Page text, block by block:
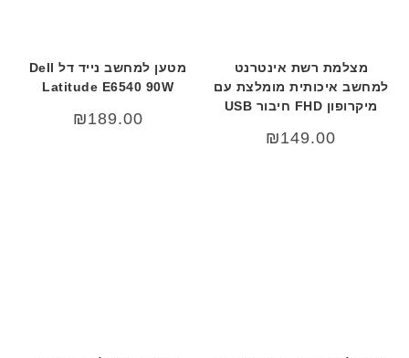
מצלמת רשת אינטרנט
למחשב איכותית מומלצת עם
מיקרופון FHD חיבור USB
₪149.00
מטען למחשב נייד דל Dell
Latitude E6540 90W
₪189.00